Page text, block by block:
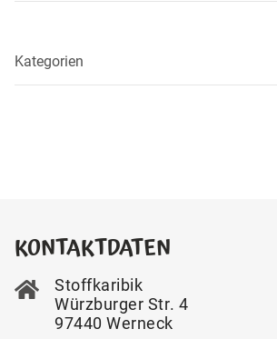
Kategorien
KONTAKTDATEN
Stoffkaribik
Würzburger Str. 4
97440 Werneck